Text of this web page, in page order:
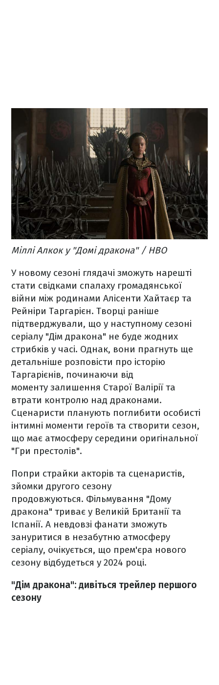
Міллі Алкок у "Домі дракона" / HBO
У новому сезоні глядачі зможуть нарешті
стати свідками спалаху громадянської
війни між родинами Алісенти Хайтаєр та
Рейніри Таргарієн. Творці раніше
підтверджували, що у наступному сезоні
серіалу "Дім дракона" не буде жодних
стрибків у часі. Однак, вони прагнуть ще
детальніше розповісти про історію
Таргарієнів, починаючи від
моменту залишення Старої Валірії та
втрати контролю над драконами.
Сценаристи планують поглибити особисті
інтимні моменти героїв та створити сезон,
що має атмосферу середини оригінальної
"Гри престолів".
Попри страйки акторів та сценаристів,
зйомки другого сезону
продовжуються. Фільмування "Дому
дракона" триває у Великій Британії та
Іспанії. А невдовзі фанати зможуть
зануритися в незабутню атмосферу
серіалу, очікується, що прем'єра нового
сезону відбудеться у 2024 році.
"Дім дракона": дивіться трейлер першого
сезону